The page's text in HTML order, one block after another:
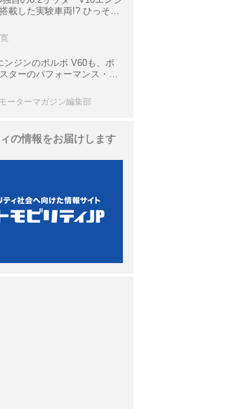
載した実験車両!? ひっそり
プロトタイプ」とは
ンジンのボルボ V60も、ポ
ターのパフォーマンス・パ
新車】
ーターマガジン編集部
の情報をお届けします